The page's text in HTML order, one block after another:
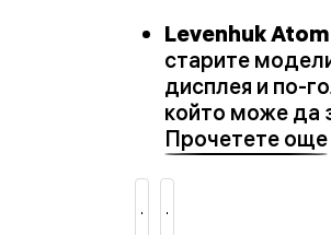
Levenhuk
старите
дисплея и по-
който може да
Прочетете още